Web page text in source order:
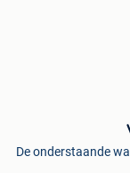
De onderstaande